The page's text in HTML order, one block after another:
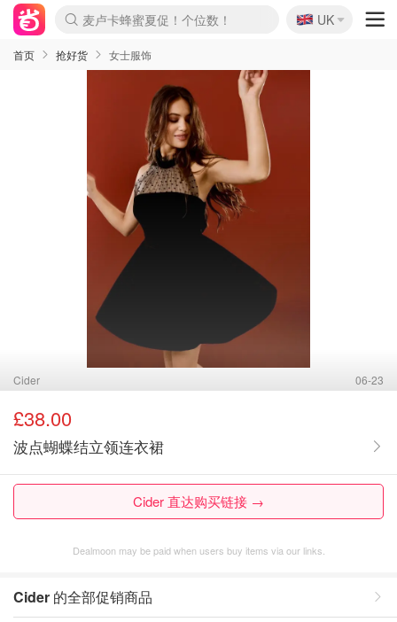
麦卢卡蜂蜜夏促！个位数！
Prada/Miu 4.8折！
啥？必胜客披萨5折！
🇬🇧
UK
首页 抢好货 女士服饰
Cider 06-23
£38.00
波点蝴蝶结立领连衣裙
Cider 直达购买链接 →
Dealmoon may be paid when users buy items via our links.
Cider 的全部促销商品